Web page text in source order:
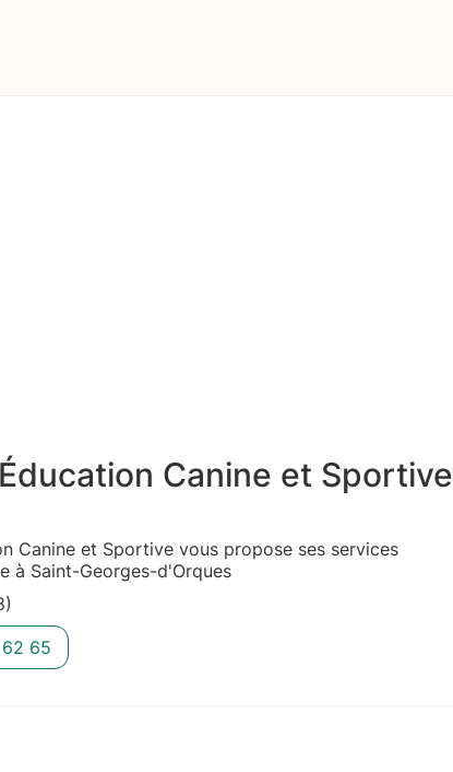
Canine et Sportive
Canine et Sportive vous propose ses services
à Saint-Georges-d'Orques
65